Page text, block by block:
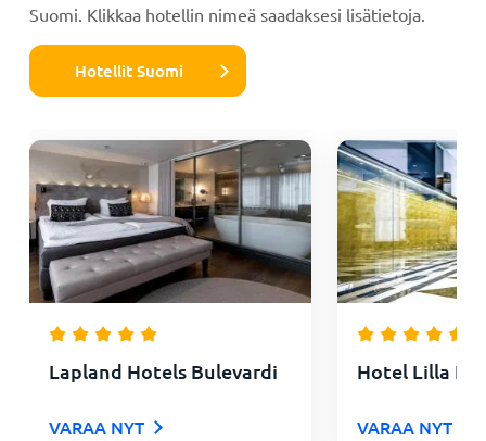
Suomi. Klikkaa hotellin nimeä saadaksesi lisätietoja.
Hotellit Suomi
Lapland Hotels Bulevardi
VARAA NYT
Hotel Lilla
VARAA NYT